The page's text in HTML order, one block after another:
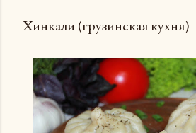
Хинкали (грузинская кухня)